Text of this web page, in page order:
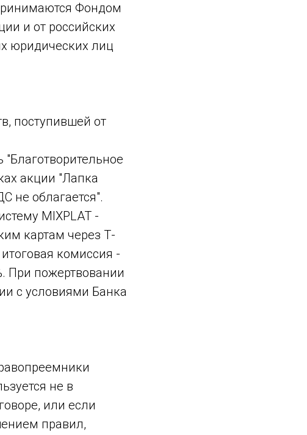
Фондом
и от российских
юридических лиц
поступившей от
акции "Лапка
не облагается".
MIXPLAT -
картам через Т-
комиссия -
При пожертвовании
с условиями Банка
не в
или если
правил,